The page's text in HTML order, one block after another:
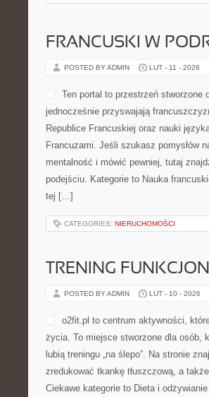
FRANCUSKI W
POSTED BY ADMIN LUT - 11 - 2026
Ten portal to przestrzeń stworzone
jednocześnie przyswajają
Republice Francuskiej oraz nauki
Francuzami. Jeśli szukasz pomysłów
mentalność i mówić pewniej, tutaj
podejściu. Kategorie to Nauka
tej […]
CATEGORIES: NIERUCHOMOŚCI
TRENING
POSTED BY ADMIN LUT - 10 - 2026
o2fit.pl to centrum aktywności,
życia. To miejsce stworzone dla osób,
lubią treningu „na ślepo”. Na stronie
zredukować tkankę tłuszczową, a
Ciekawe kategorie to Dieta i